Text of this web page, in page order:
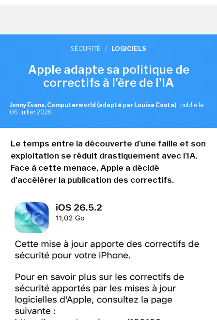
SÉCURITÉ / LOGICIELS
Apple adapte sa politique de
correctifs à l'ère de l'IA
Jonny Evans, Computerworld (adapté par Louise Costa) , publié le
06 Juillet 2026
Le temps entre la découverte d'une faille et son
exploitation se réduit drastiquement avec l'IA.
Face à cette menace, Apple a décidé
d'accélérer la publication des correctifs.